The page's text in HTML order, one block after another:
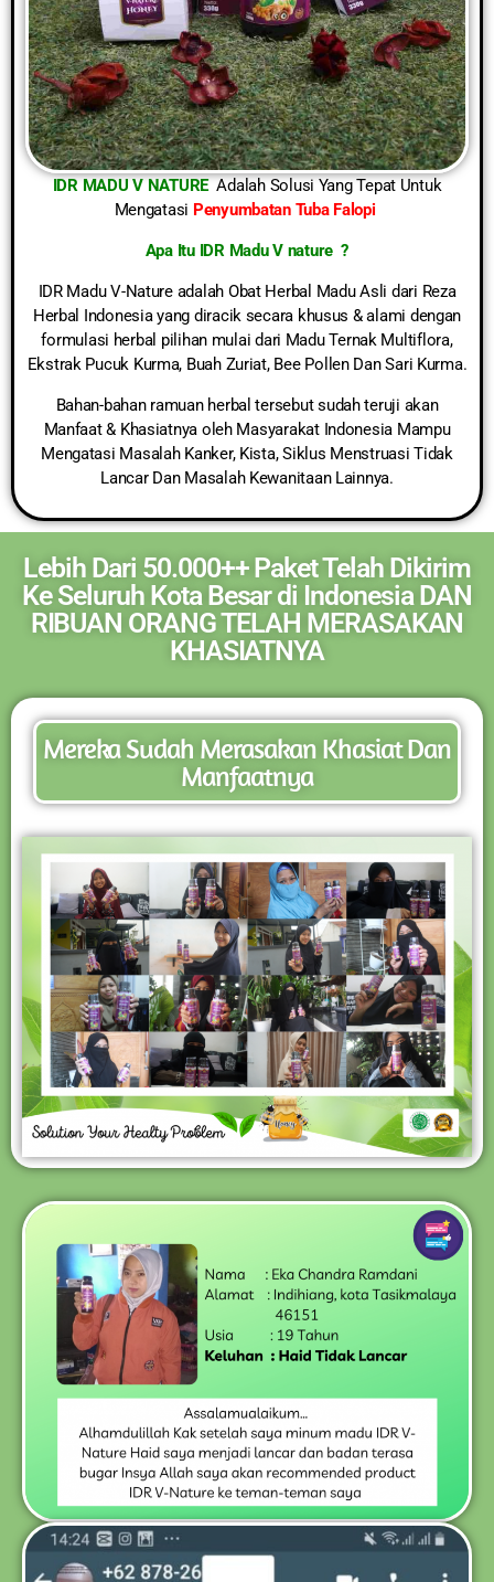
IDR MADU V NATURE Adalah Solusi Yang Tepat Untuk
Mengatasi Penyumbatan Tuba Falopi
Apa Itu IDR Madu V nature ?
IDR Madu V-Nature adalah Obat Herbal Madu Asli dari Reza
Herbal Indonesia yang diracik secara khusus & alami dengan
formulasi herbal pilihan mulai dari Madu Ternak Multiflora,
Ekstrak Pucuk Kurma, Buah Zuriat, Bee Pollen Dan Sari Kurma.
Bahan-bahan ramuan herbal tersebut sudah teruji akan
Manfaat & Khasiatnya oleh Masyarakat Indonesia Mampu
Mengatasi Masalah Kanker, Kista, Siklus Menstruasi Tidak
Lancar Dan Masalah Kewanitaan Lainnya.
Lebih Dari 50.000++ Paket Telah Dikirim
Ke Seluruh Kota Besar di Indonesia DAN
RIBUAN ORANG TELAH MERASAKAN
KHASIATNYA
Mereka Sudah Merasakan Khasiat Dan
Manfaatnya